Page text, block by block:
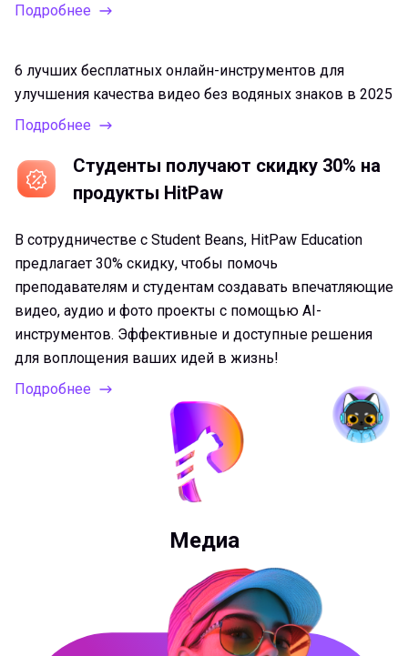
Подробнее
6 лучших бесплатных онлайн-инструментов для
улучшения качества видео без водяных знаков в 2025
Подробнее
Студенты получают скидку 30% на
продукты HitPaw
В сотрудничестве с Student Beans, HitPaw Education
предлагает 30% скидку, чтобы помочь
преподавателям и студентам создавать впечатляющие
видео, аудио и фото проекты с помощью AI-
инструментов. Эффективные и доступные решения
для воплощения ваших идей в жизнь!
Подробнее
Медиа